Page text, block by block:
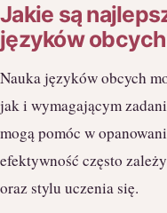
Jakie są
języków
Nauka języków obcych
jak i wymagającym
mogą pomóc w
efektywność często
oraz stylu uczenia się.